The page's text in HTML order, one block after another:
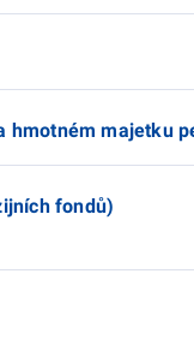
hmotném majetku
fondů)